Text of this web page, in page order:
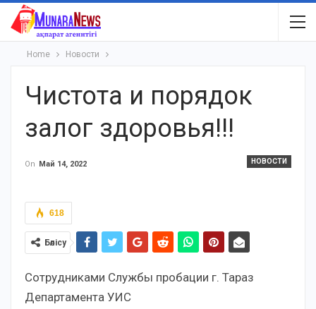
Home Новости
Чистота и порядок
залог здоровья!!!
НОВОСТИ
On Май 14, 2022
618
Бөлісу
Сотрудниками Службы пробации г. Тараз
Департамента УИС